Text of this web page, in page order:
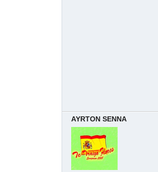
AYRTON SENNA